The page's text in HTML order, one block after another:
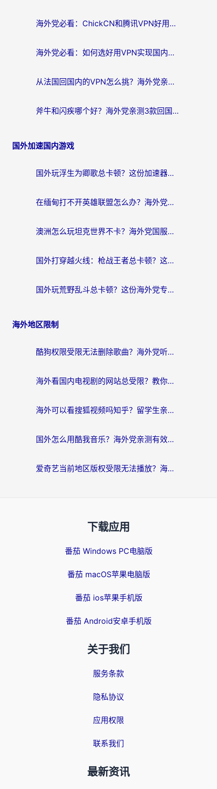
海外党必看：ChickCN和腾讯VPN好用吗？3招选对回国加速器，告别地区限制
海外党必看：如何选好用VPN实现国内资源无缝访问？从越南到全球都适用
从法国回国内的VPN怎么挑？海外党亲测：稳定、多端、安全才是关键
斧牛和闪疾哪个好？海外党亲测3款回国加速器，教你选到不踩坑的那一款
国外加速国内游戏
国外玩浮生为卿歌总卡顿？这份加速器选择指南帮你找回丝滑体验
在缅甸打不开英雄联盟怎么办？海外党亲测有效的国服游戏加速指南
澳洲怎么玩坦克世界不卡？海外党国服游戏加速终极指南（附逆战奇妙碰碰车解决方案）
国外打穿越火线：枪战王者总卡顿？这篇加速器推荐下载指南帮你解决延迟难题
国外玩荒野乱斗总卡顿？这份海外党专属的国服游戏加速攻略请收好
海外地区限制
酷狗权限受限无法删除歌曲？海外党听国内音乐的终极解决方案来了
海外看国内电视剧的网站总受限？教你选对回国加速器，轻松追热剧
海外可以看搜狐视频吗知乎？留学生亲测有效的回国加速器选择指南
国外怎么用酷我音乐？海外党亲测有效的回国加速方案，附千千音乐中文歌收听指南
爱奇艺当前地区版权受限无法播放？海外党追剧看电影的终极解决方案来了
下载应用
番茄 Windows PC电脑版
番茄 macOS苹果电脑版
番茄 ios苹果手机版
番茄 Android安卓手机版
关于我们
服务条款
隐私协议
应用权限
联系我们
最新资讯